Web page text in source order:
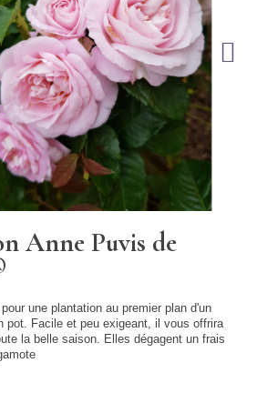
Anne Puvis de
une plantation au premier plan d'un
pot. Facile et peu exigeant, il vous offrira
la belle saison. Elles dégagent un frais